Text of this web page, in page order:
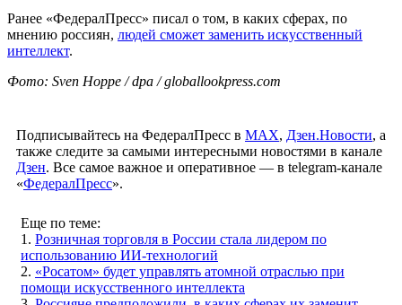
Ранее «ФедералПресс» писал о том, в каких сферах, по
мнению россиян, людей сможет заменить искусственный
интеллект.
Фото: Sven Hoppe / dpa / globallookpress.com
Подписывайтесь на ФедералПресс в МАХ, Дзен.Новости, а
также следите за самыми интересными новостями в канале
Дзен. Все самое важное и оперативное — в telegram-канале
«ФедералПресс».
Еще по теме:
1. Розничная торговля в России стала лидером по
использованию ИИ-технологий
2. «Росатом» будет управлять атомной отраслью при
помощи искусственного интеллекта